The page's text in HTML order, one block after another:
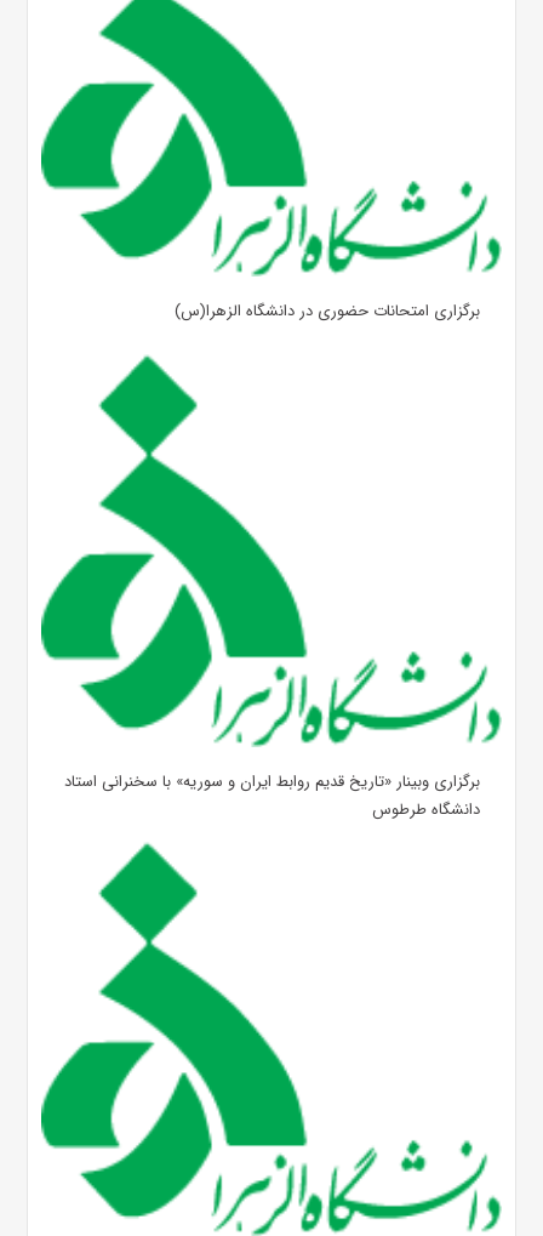
برگزاری امتحانات حضوری در دانشگاه الزهرا(س)
برگزاری وبینار «تاریخ قدیم روابط ایران و سوریه» با سخنرانی استاد
دانشگاه طرطوس